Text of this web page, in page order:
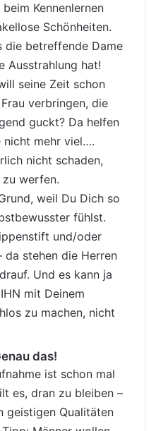
Kennenlernen
Schönheiten.
die betreffende Dame
Ausstrahlung hat!
seine Zeit schon
verbringen, die
guckt? Da helfen
nicht mehr viel….
nicht schaden,
zu werfen.
weil Du Dich so
fühlst.
und/oder
da stehen die Herren
Und es kann ja
mit Deinem
zu machen, nicht
das!
ist schon mal
es, dran zu bleiben –
geistigen Qualitäten